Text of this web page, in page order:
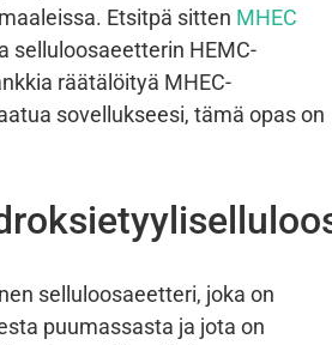
Etsitpä sitten MHEC
selluloosaeetterin HEMC-
räätälöityä MHEC-
sovellukseesi, tämä opas on
selluloosaeetteri, joka on
puumassasta ja jota on